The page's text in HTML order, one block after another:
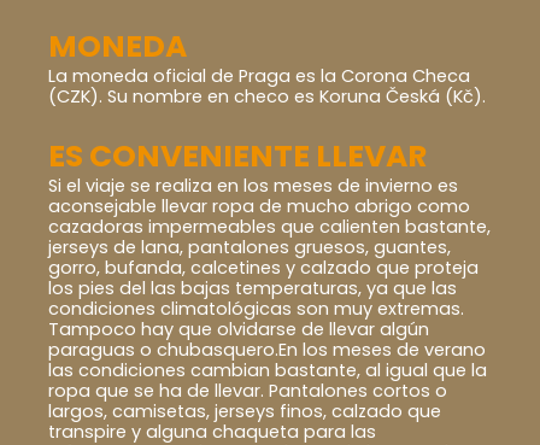
MONEDA
La moneda oficial de Praga es la Corona Checa
(CZK). Su nombre en checo es Koruna Česká (Kč).
ES CONVENIENTE LLEVAR
Si el viaje se realiza en los meses de invierno es
aconsejable llevar ropa de mucho abrigo como
cazadoras impermeables que calienten bastante,
jerseys de lana, pantalones gruesos, guantes,
gorro, bufanda, calcetines y calzado que proteja
los pies del las bajas temperaturas, ya que las
condiciones climatológicas son muy extremas.
Tampoco hay que olvidarse de llevar algún
paraguas o chubasquero.En los meses de verano
las condiciones cambian bastante, al igual que la
ropa que se ha de llevar. Pantalones cortos o
largos, camisetas, jerseys finos, calzado que
transpire y alguna chaqueta para las